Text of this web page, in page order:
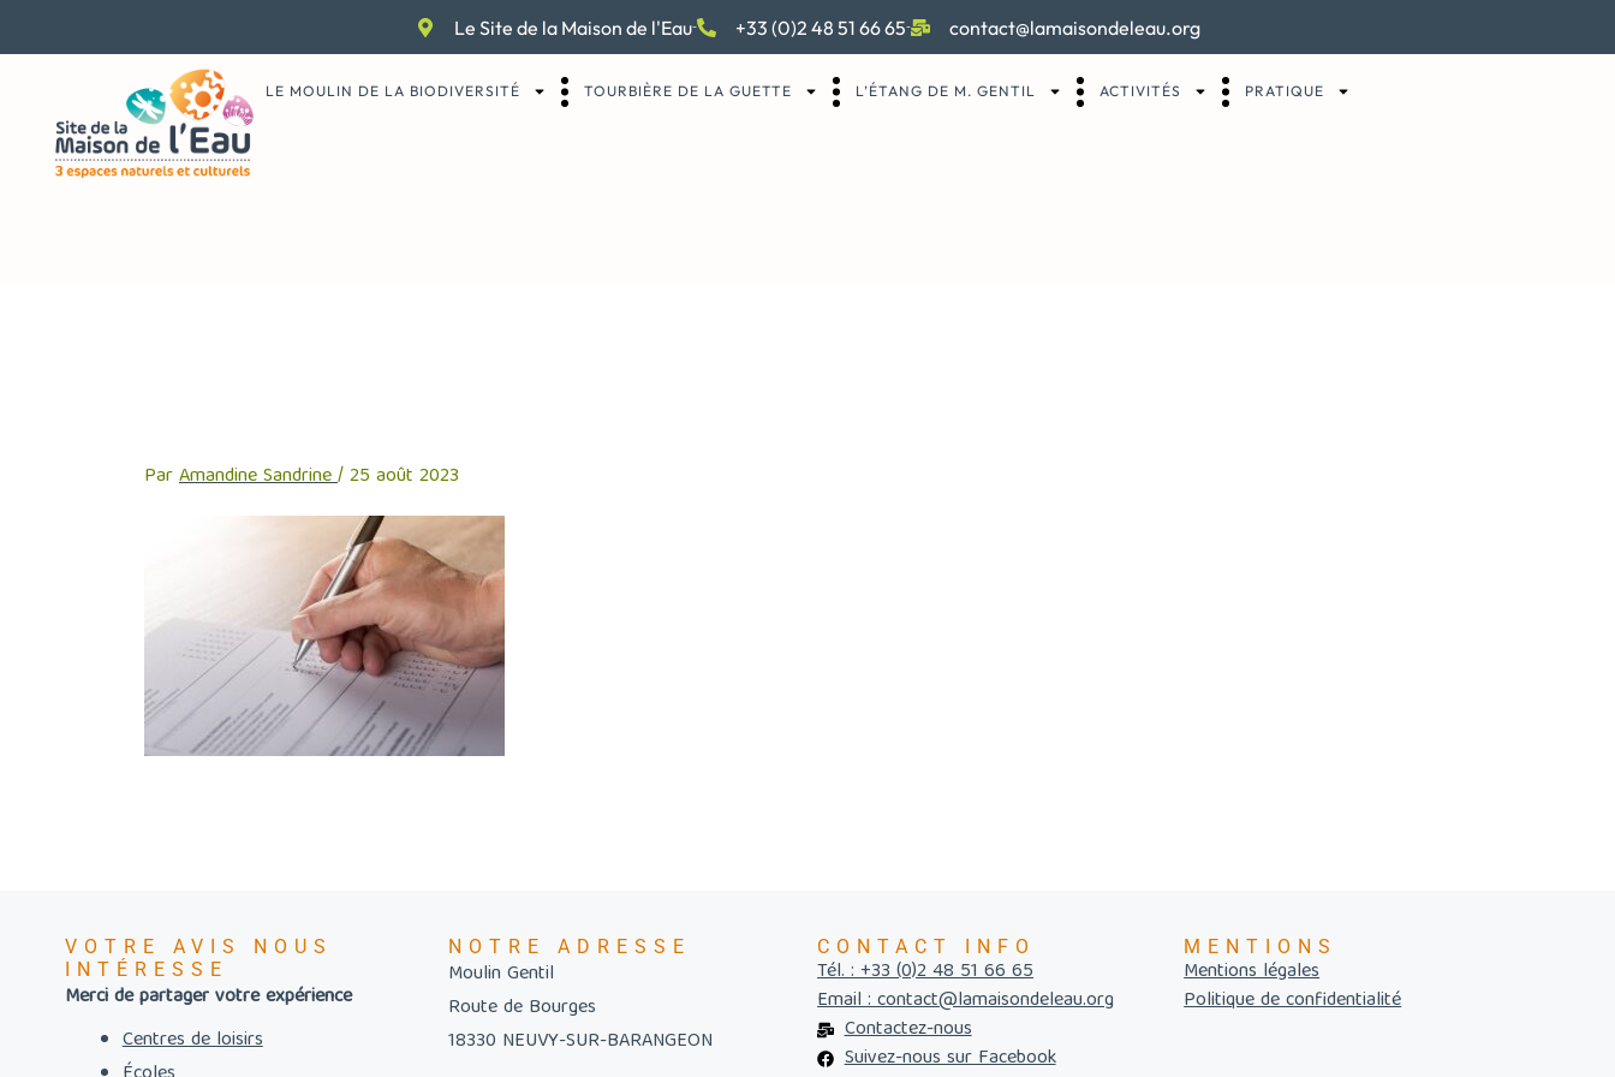
Le Site de la Maison de l'Eau +33 (0)2 48 51 66 65 contact@lamaisondeleau.org
LE MOULIN DE LA BIODIVERSITÉ TOURBIÈRE DE LA GUETTE L’ÉTANG DE M. GENTIL ACTIVITÉS PRATIQUE
ParAmandine Sandrine/25 août 2023
VOTRE AVIS NOUS
INTÉRESSE
Merci de partager votre expérience
Centres de loisirs
NOTRE ADRESSE
Moulin Gentil
Route de Bourges
18330 NEUVY-SUR-BARANGEON
CONTACT INFO
Tél. : +33 (0)2 48 51 66 65
Email : contact@lamaisondeleau.org
Contactez-nous
Suivez-nous sur Facebook
MENTIONS
Mentions légales
Politique de confidentialité